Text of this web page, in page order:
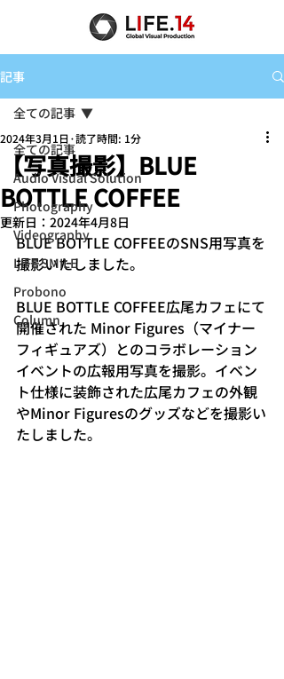
記事
全ての記事
Audio Visual Solution
Photography
Videography
LIFE SMILE
Probono
Column
全ての記事
【写真撮影】BLUE
BOTTLE COFFEE
2024年3月1日 読了時間: 1分
更新日： 2024年4月8日
BLUE BOTTLE COFFEEのSNS用写真を
撮影いたしました。
BLUE BOTTLE COFFEE広尾カフェにて
開催された Minor Figures（マイナー
フィギュアズ）とのコラボレーション
イベントの広報用写真を撮影。イベン
ト仕様に装飾された広尾カフェの外観
やMinor Figuresのグッズなどを撮影い
たしました。